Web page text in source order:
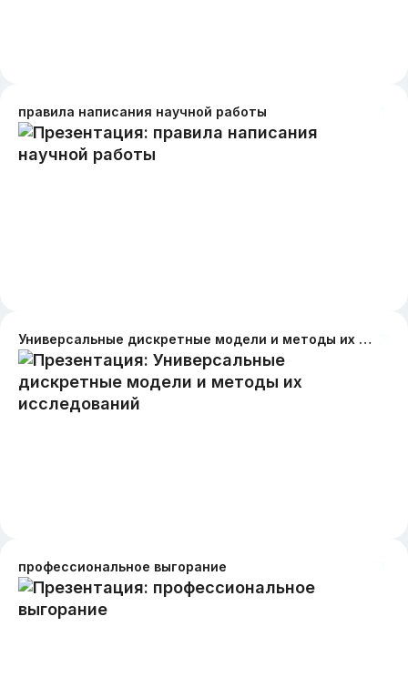
правила написания научной работы
Универсальные дискретные модели и методы их исследований
профессиональное выгорание